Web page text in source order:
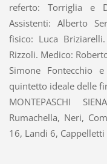
referto: Torriglia e
Assistenti: Alberto
fisico: Luca
Rizzoli. Medico:
Simone Fontecchio
quintetto ideale delle
MONTEPASCHI
Rumachella, Neri,
16, Landi 6,